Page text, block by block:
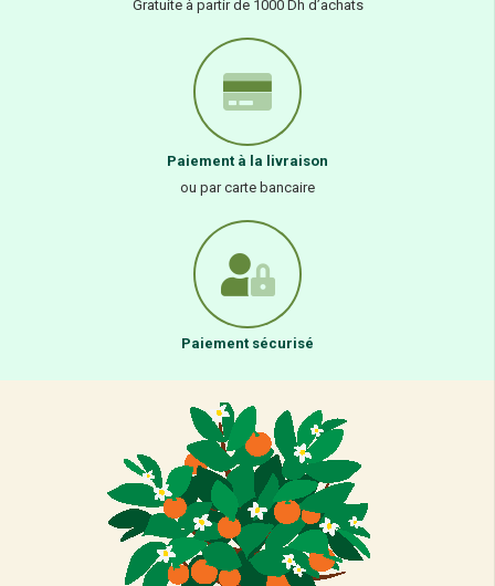
Gratuite à partir de 1000 Dh d’achats
Paiement à la livraison
ou par carte bancaire
Paiement sécurisé